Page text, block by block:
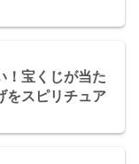
！宝くじが当た
をスピリチュア